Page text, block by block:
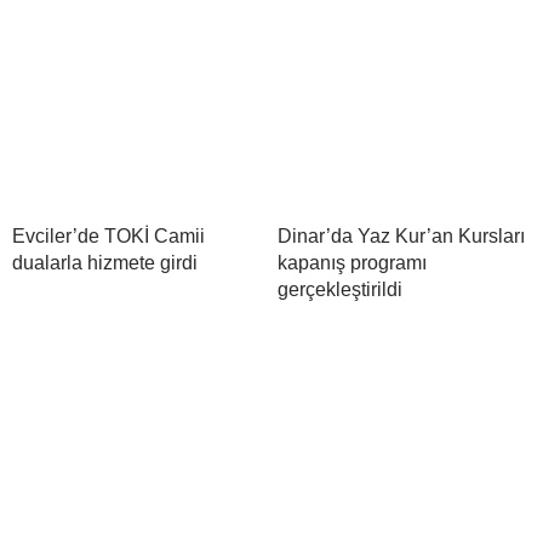
Evciler’de TOKİ Camii
dualarla hizmete girdi
Dinar’da Yaz Kur’an Kursları
kapanış programı
gerçekleştirildi